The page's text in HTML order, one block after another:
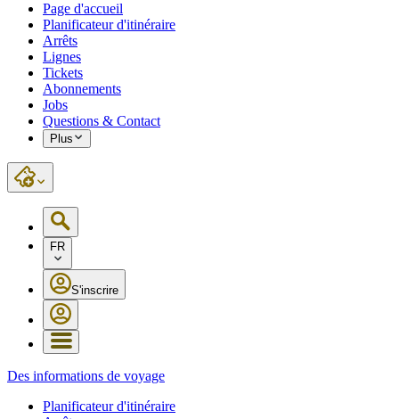
Page d'accueil
Planificateur d'itinéraire
Arrêts
Lignes
Tickets
Abonnements
Jobs
Questions & Contact
Plus
FR
S'inscrire
Des informations de voyage
Planificateur d'itinéraire